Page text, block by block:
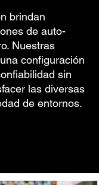
brindan
de auto-
Nuestras
configuración
sin
las diversas
de entornos.